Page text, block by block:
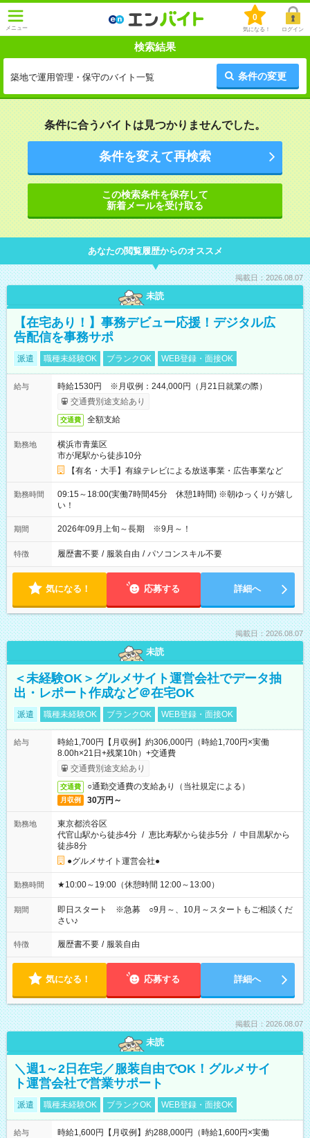
メニュー
0
気になる！ ログイン
検索結果
築地で運用管理・保守のバイト一覧 条件の変更
条件に合うバイトは見つかりませんでした。
条件を変えて再検索
この検索条件を保存して
新着メールを受け取る
あなたの閲覧履歴からのオススメ
掲載日：2026.08.07
未読
【在宅あり！】事務デビュー応援！デジタル広
告配信を事務サポ
派遣 職種未経験OK ブランクOK WEB登録・面接OK
給与
時給1530円 ※月収例：244,000円（月21日就業の際）
交通費別途支給あり
交通費 全額支給
勤務地
横浜市青葉区
市が尾駅から徒歩10分
【有名・大手】有線テレビによる放送事業・広告事業など
勤務時間
09:15～18:00(実働7時間45分 休憩1時間) ※朝ゆっくりが嬉し
い！
期間 2026年09月上旬～長期 ※9月～！
特徴 履歴書不要 / 服装自由 / パソコンスキル不要
気になる！ 応募する 詳細へ
掲載日：2026.08.07
未読
＜未経験OK＞グルメサイト運営会社でデータ抽
出・レポート作成など＠在宅OK
派遣 職種未経験OK ブランクOK WEB登録・面接OK
給与
時給1,700円【月収例】約306,000円（時給1,700円×実働
8.00h×21日+残業10h）+交通費
交通費別途支給あり
交通費 ○通勤交通費の支給あり（当社規定による）
月収例 30万円～
勤務地
東京都渋谷区
代官山駅から徒歩4分 / 恵比寿駅から徒歩5分 / 中目黒駅から
徒歩8分
●グルメサイト運営会社●
勤務時間 ★10:00～19:00（休憩時間 12:00～13:00）
期間
即日スタート ※急募 ○9月～、10月～スタートもご相談くだ
さい♪
特徴 履歴書不要 / 服装自由
気になる！ 応募する 詳細へ
掲載日：2026.08.07
未読
＼週1～2日在宅／服装自由でOK！グルメサイ
ト運営会社で営業サポート
派遣 職種未経験OK ブランクOK WEB登録・面接OK
給与
時給1,600円【月収例】約288,000円（時給1,600円×実働